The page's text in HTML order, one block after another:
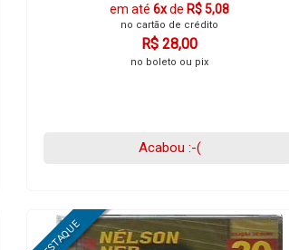
em até6xde R$ 5,08
no cartão de crédito
R$ 28,00
no boleto ou pix
Acabou :-(